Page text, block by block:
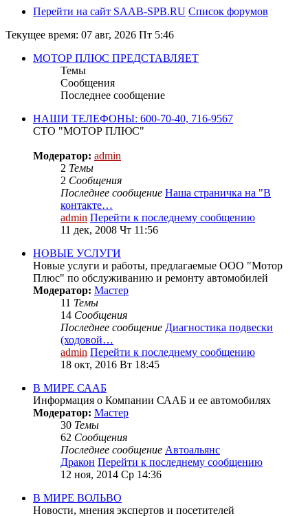
Перейти на сайт SAAB-SPB.RU Список форумов
Текущее время: 07 авг, 2026 Пт 5:46
МОТОР ПЛЮС ПРЕДСТАВЛЯЕТ
Темы
Сообщения
Последнее сообщение
НАШИ ТЕЛЕФОНЫ: 600-70-40, 716-9567
СТО "МОТОР ПЛЮС"
Модератор: admin
2 Темы
2 Сообщения
Последнее сообщение Наша страничка на "В
контакте…
admin Перейти к последнему сообщению
11 дек, 2008 Чт 11:56
НОВЫЕ УСЛУГИ
Новые услуги и работы, предлагаемые ООО "Мотор
Плюс" по обслуживанию и ремонту автомобилей
Модератор: Мастер
11 Темы
14 Сообщения
Последнее сообщение Диагностика подвески
(ходовой…
admin Перейти к последнему сообщению
18 окт, 2016 Вт 18:45
В МИРЕ СААБ
Информация о Компании СААБ и ее автомобилях
Модератор: Мастер
30 Темы
62 Сообщения
Последнее сообщение Автоальянс
Дракон Перейти к последнему сообщению
12 ноя, 2014 Ср 14:36
В МИРЕ ВОЛЬВО
Новости, мнения экспертов и посетителей